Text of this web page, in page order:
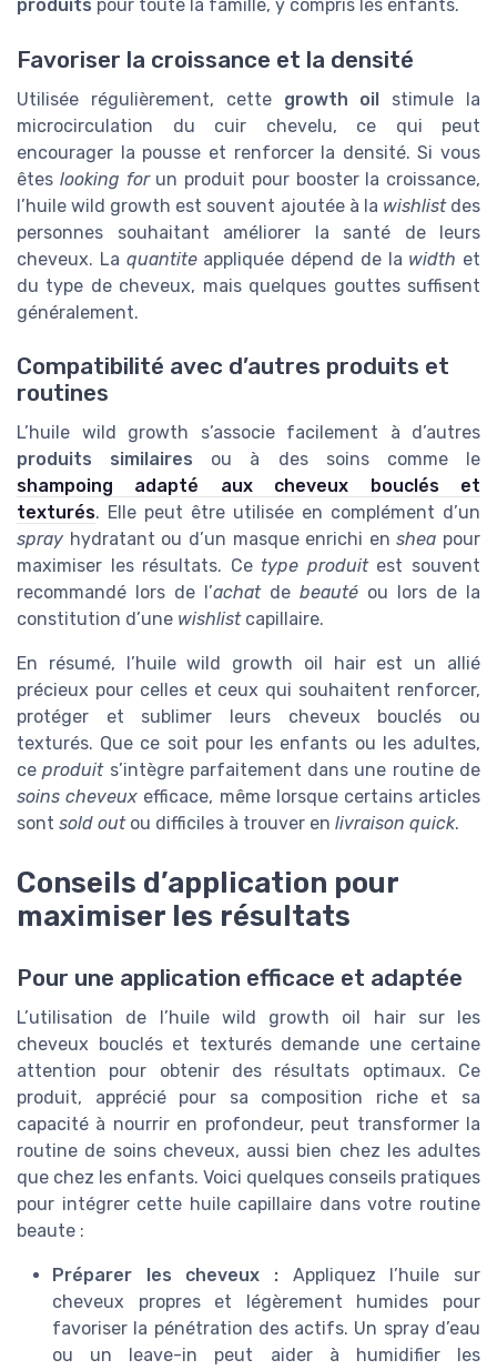
produits pour toute la famille, y compris les enfants.
Favoriser la croissance et la densité
Utilisée régulièrement, cette growth oil stimule la
microcirculation du cuir chevelu, ce qui peut
encourager la pousse et renforcer la densité. Si vous
êtes looking forun produit pour booster la croissance,
l’huile wild growth est souvent ajoutée à la wishlistdes
personnes souhaitant améliorer la santé de leurs
cheveux. La quantiteappliquée dépend de la width et
du type de cheveux, mais quelques gouttes suffisent
généralement.
Compatibilité avec d’autres produits et
routines
L’huile wild growth s’associe facilement à d’autres
produits similaires ou à des soins comme le
shampoing adapté aux cheveux bouclés et
texturés. Elle peut être utilisée en complément d’un
spray hydratant ou d’un masque enrichi enshea pour
maximiser les résultats. Ce type produitest souvent
recommandé lors de l’achatde beauté ou lors de la
constitution d’une wishlistcapillaire.
En résumé, l’huile wild growth oil hair est un allié
précieux pour celles et ceux qui souhaitent renforcer,
protéger et sublimer leurs cheveux bouclés ou
texturés. Que ce soit pour les enfants ou les adultes,
ceproduits’intègre parfaitement dans une routine de
soins cheveux efficace, même lorsque certains articles
sont sold outou difficiles à trouver en livraison quick.
Conseils d’application pour
maximiser les résultats
Pour une application efficace et adaptée
L’utilisation de l’huile wild growth oil hair sur les
cheveux bouclés et texturés demande une certaine
attention pour obtenir des résultats optimaux. Ce
produit, apprécié pour sa composition riche et sa
capacité à nourrir en profondeur, peut transformer la
routine de soins cheveux, aussi bien chez les adultes
que chez les enfants. Voici quelques conseils pratiques
pour intégrer cette huile capillaire dans votre routine
beaute :
Préparer les cheveux : Appliquez l’huile sur
cheveux propres et légèrement humides pour
favoriser la pénétration des actifs. Un spray d’eau
ou un leave-in peut aider à humidifier les